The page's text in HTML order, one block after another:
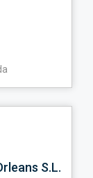
S.L.